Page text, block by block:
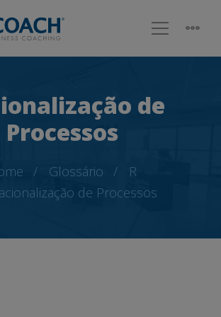
de
Processos
Glossário
R
de Processos